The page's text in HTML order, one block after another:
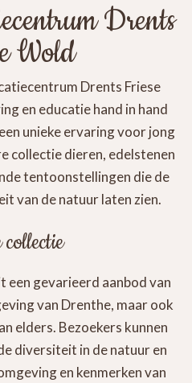
Drents
Wold
Drents Friese
en educatie hand in hand
unieke ervaring voor jong
collectie dieren, edelstenen
tentoonstellingen die de
van de natuur laten zien.
een gevarieerd aanbod van
van Drenthe, maar ook
elders. Bezoekers kunnen
diversiteit in de natuur en
en kenmerken van